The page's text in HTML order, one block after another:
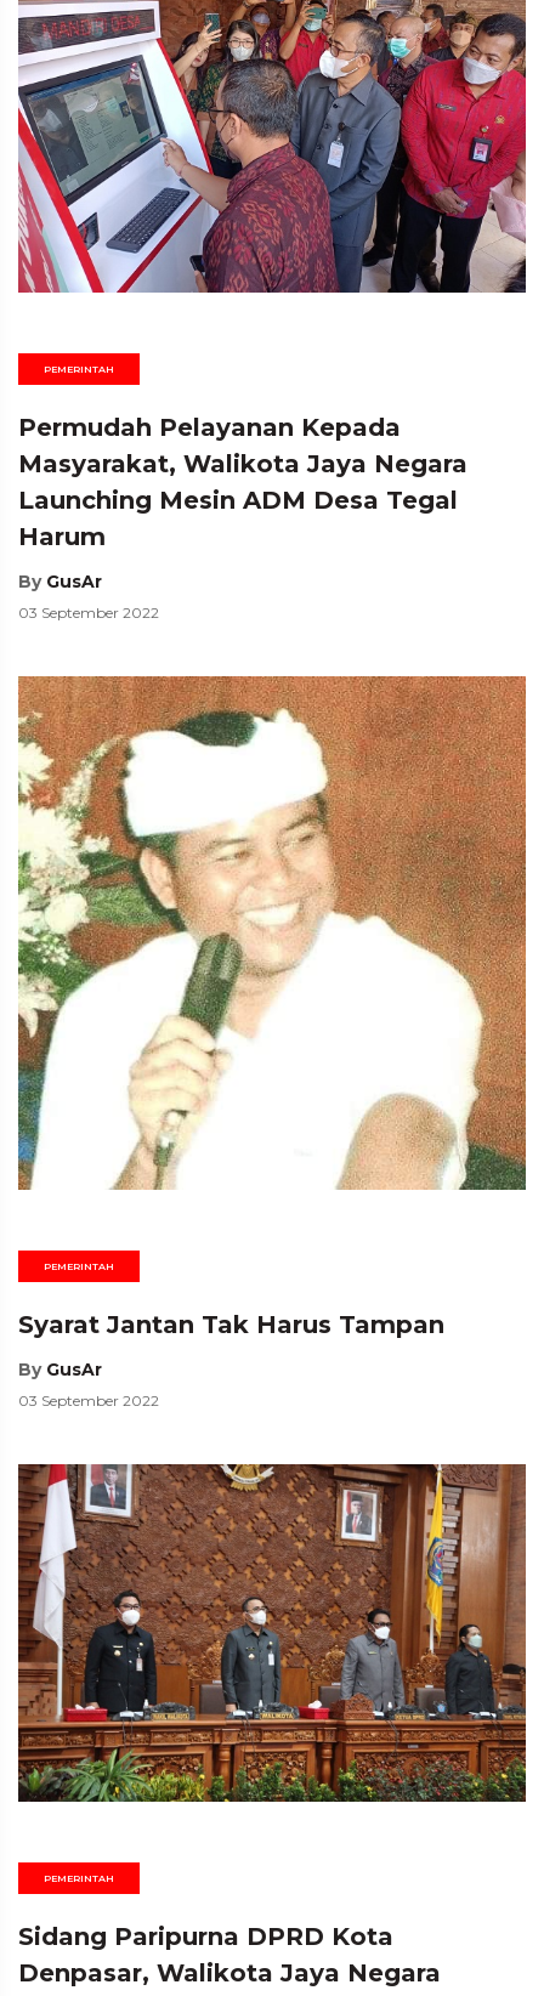
PEMERINTAH
Permudah Pelayanan Kepada
Masyarakat, Walikota Jaya Negara
Launching Mesin ADM Desa Tegal
Harum
By GusAr
03 September 2022
PEMERINTAH
Syarat Jantan Tak Harus Tampan
By GusAr
03 September 2022
PEMERINTAH
Sidang Paripurna DPRD Kota
Denpasar, Walikota Jaya Negara